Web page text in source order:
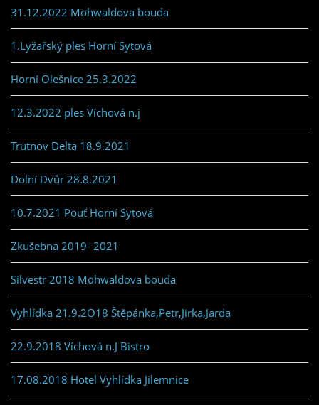
31.12.2022 Mohwaldova bouda
1.Lyžařský ples Horní Sytová
Horní Olešnice 25.3.2022
12.3.2022 ples Víchová n.j
Trutnov Delta 18.9.2021
Dolní Dvůr 28.8.2021
10.7.2021 Pouť Horní Sytová
Zkušebna 2019- 2021
Silvestr 2018 Mohwaldova bouda
Vyhlídka 21.9.2O18 Štěpánka,Petr,Jirka,Jarda
22.9.2018 Víchová n.J Bistro
17.08.2018 Hotel Vyhlídka Jilemnice